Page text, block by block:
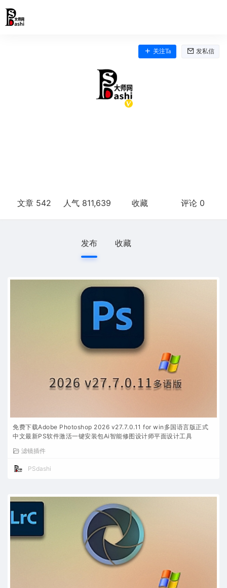
关注Ta 发私信
文章 542 人气 811,639 收藏 评论 0
发布 收藏
免费下载Adobe Photoshop 2026 v27.7.0.11 for win多国语言版正式
中文最新PS软件激活一键安装包Ai智能修图设计师平面设计工具
滤镜插件
PSdashi